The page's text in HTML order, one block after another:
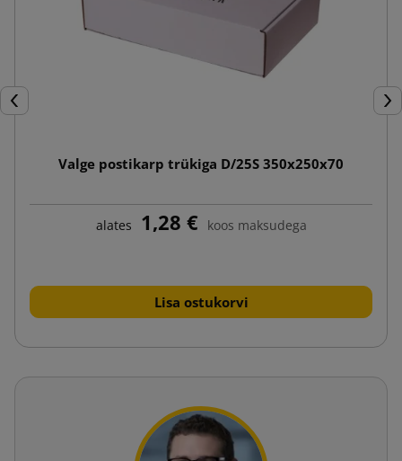
Eelmine
Valge postikarp trükiga D/25S 350x250x70
alates 1,28 € koos maksudega
Lisa ostukorvi